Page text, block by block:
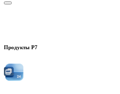
Продукты Р7